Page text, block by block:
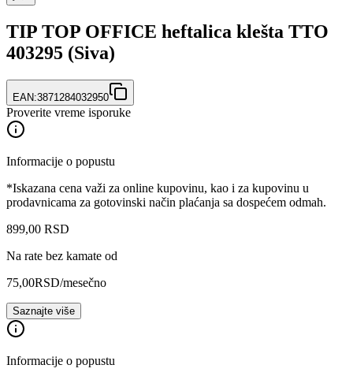
TIP TOP OFFICE heftalica klešta TTO
403295 (Siva)
EAN:3871284032950
Proverite vreme isporuke
Informacije o popustu
*Iskazana cena važi za online kupovinu, kao i za kupovinu u
prodavnicama za gotovinski način plaćanja sa dospećem odmah.
899,00 RSD
Na rate bez kamate od
75,00RSD/mesečno
Saznajte više
Informacije o popustu